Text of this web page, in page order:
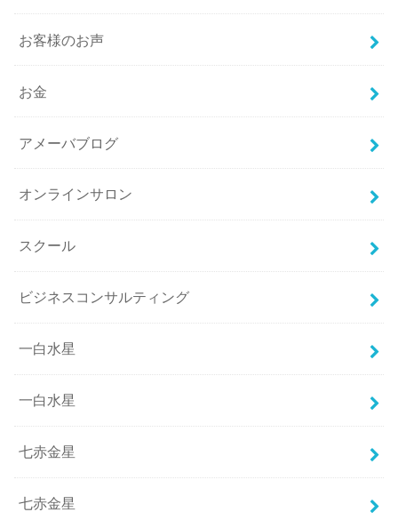
お客様のお声
お金
アメーバブログ
オンラインサロン
スクール
ビジネスコンサルティング
一白水星
一白水星
七赤金星
七赤金星